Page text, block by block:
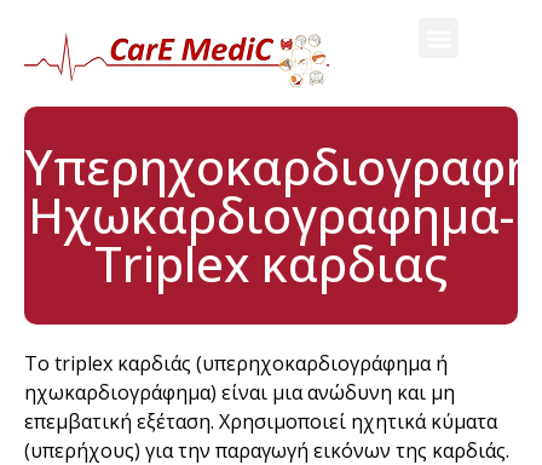
Ηχωκαρδιογραφημα-
Triplex καρδιας
Το triplex καρδιάς (υπερηχοκαρδιογράφημα ή
ηχωκαρδιογράφημα) είναι μια ανώδυνη και μη
επεμβατική εξέταση. Χρησιμοποιεί ηχητικά κύματα
(υπερήχους) για την παραγωγή εικόνων της καρδιάς.